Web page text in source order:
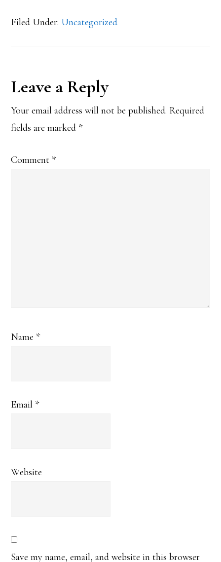
Filed Under: Uncategorized
Reader
Interactions
Leave a Reply
Your email address will not be published. Required
fields are marked *
Comment *
Name *
Email *
Website
Save my name, email, and website in this browser